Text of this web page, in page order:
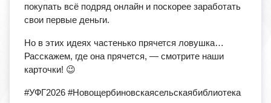
покупать всё подряд онлайн и поскорее заработать
свои первые деньги.
Но в этих идеях частенько прячется ловушка…
Расскажем, где она прячется, — смотрите наши
карточки! 😉
#УФГ2026 #Новощербиновскаясельскаябиблиотека